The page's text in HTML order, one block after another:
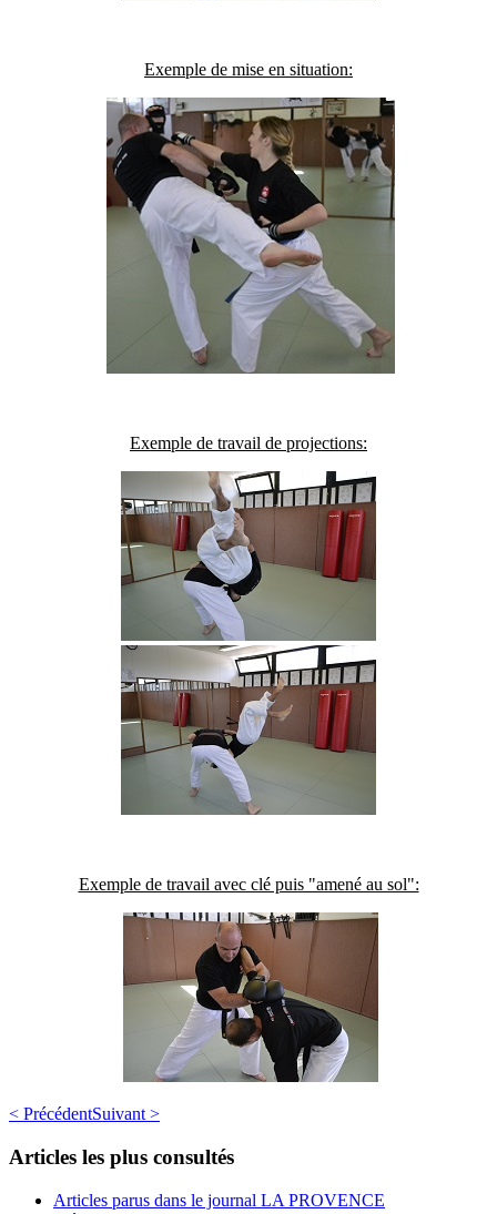
Exemple de mise en situation:
Exemple de travail de projections:
Exemple de travail avec clé puis "amené au sol":
< PrécédentSuivant >
Articles les plus consultés
Articles parus dans le journal LA PROVENCE